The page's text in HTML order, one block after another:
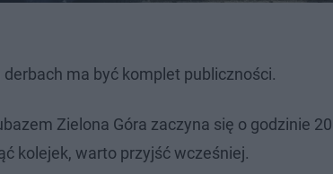
ma być komplet publiczności.
Zielona Góra zaczyna się o godzinie
kolejek, warto przyjść wcześniej.